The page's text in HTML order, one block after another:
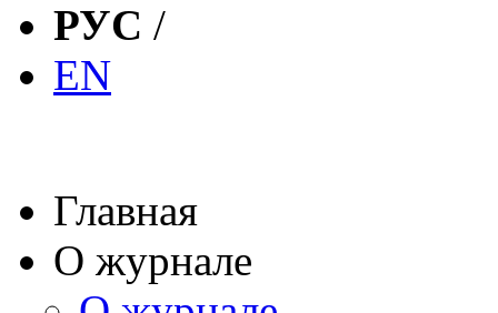
РУС /
EN
Главная
О журнале